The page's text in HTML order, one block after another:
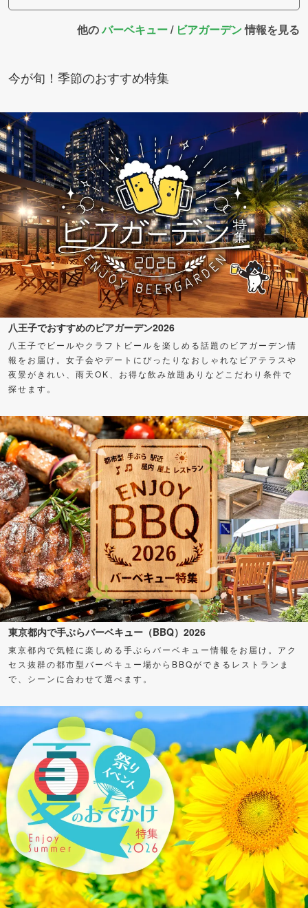
他のバーベキュー/ ビアガーデン情報を見る
今が旬！季節のおすすめ特集
八王子でおすすめのビアガーデン2026
八王子でビールやクラフトビールを楽しめる話題のビアガーデン情
報をお届け。女子会やデートにぴったりなおしゃれなビアテラスや
夜景がきれい、雨天OK、お得な飲み放題ありなどこだわり条件で
探せます。
東京都内で手ぶらバーベキュー（BBQ）2026
東京都内で気軽に楽しめる手ぶらバーベキュー情報をお届け。アク
セス抜群の都市型バーベキュー場からBBQができるレストランま
で、シーンに合わせて選べます。